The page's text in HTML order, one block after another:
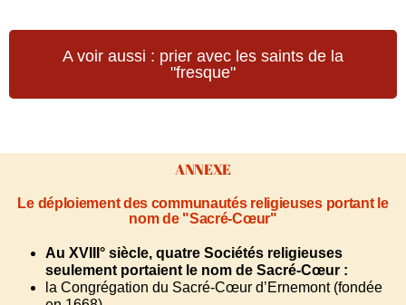
A voir aussi : prier avec les saints de la
"fresque"
ANNEXE
Le déploiement des communautés religieuses portant le
nom de "Sacré-Cœur"
Au XVIII° siècle, quatre Sociétés religieuses
seulement portaient le nom de Sacré-Cœur :
la Congrégation du Sacré-Cœur d’Ernemont (fondée